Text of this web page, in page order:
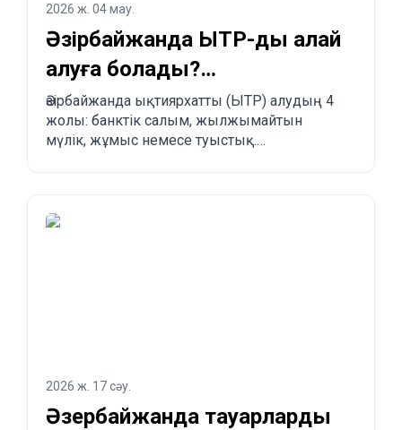
2026 ж. 04 мау.
Әзірбайжанда ЫТР-ды қалай
алуға болады?
Заңдастырудың 4 жолы
Әзірбайжанда ықтиярхатты (ЫТР) алудың 4
жолы: банктік салым, жылжымайтын
мүлік, жұмыс немесе туыстық.
2026 ж. 17 сәу.
Әзербайжанда тауарларды